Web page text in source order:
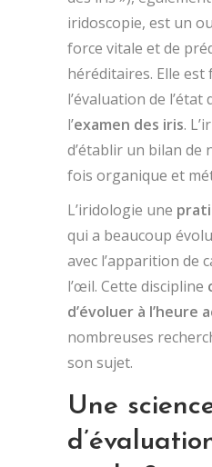
iridoscopie, est un
force vitale et de
héréditaires. Elle est
l’évaluation de
l’examen des iris.
d’établir un bilan de
fois organique et
L’iridologie une
qui a beaucoup
avec l’apparition de
l’œil. Cette discipline
d’évoluer à l’heure
nombreuses
son sujet.
Une